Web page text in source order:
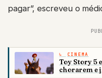
pagar”, escreveu o
CINEMA
Toy Story 5
chorarem e